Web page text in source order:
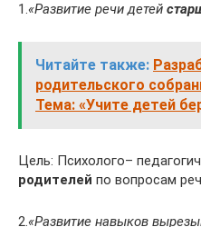
1.«Развитие речи детей
Читайте также:
родительского
Тема: «Учите детей
Цель: Психолого–
родителей по вопросам
2.«Развитие навыков